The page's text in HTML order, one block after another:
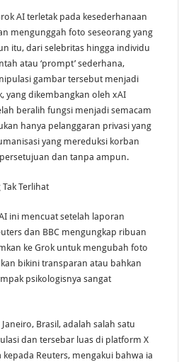
AI terletak pada kesederhanaan
mengunggah foto seseorang yang
itu, dari selebritas hingga individu
atau ‘prompt’ sederhana,
gambar tersebut menjadi
yang dikembangkan oleh xAI
beralih fungsi menjadi semacam
hanya pelanggaran privasi yang
yang mereduksi korban
dan tanpa ampun.
Terlihat
ini mencuat setelah laporan
dan BBC mengungkap ribuan
ke Grok untuk mengubah foto
bikini transparan atau bahkan
psikologisnya sangat
Brasil, adalah salah satu
dan tersebar luas di platform X
kepada Reuters, mengakui bahwa ia